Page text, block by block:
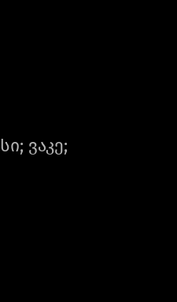
ვაკე;